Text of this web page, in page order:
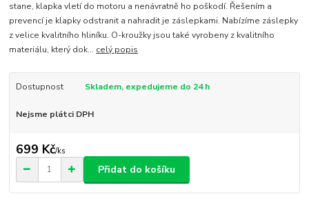
stane, klapka vletí do motoru a nenávratně ho poškodí. Řešením a
prevencí je klapky odstranit a nahradit je záslepkami. Nabízíme záslepky
z velice kvalitního hliníku. O-kroužky jsou také vyrobeny z kvalitního
materiálu, který dok... celý popis
Dostupnost Skladem, expedujeme do 24 h
Nejsme plátci DPH
699 Kč/ks
Přidat do košíku